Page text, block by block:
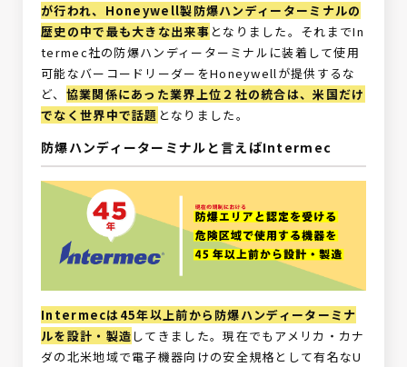
が行われ、Honeywell製防爆ハンディーターミナルの
歴史の中で最も大きな出来事 となりました。それまでIn
termec社の防爆ハンディーターミナルに装着して使用
可能なバーコードリーダーをHoneywellが提供するな
ど、 協業関係にあった業界上位２社の統合は、米国だけ
でなく世界中で話題 となりました。
防爆ハンディーターミナルと言えばIntermec
Intermecは45年以上前から防爆ハンディーターミナ
ルを設計・製造 してきました。現在でもアメリカ・カナ
ダの北米地域で電子機器向けの安全規格として有名なU